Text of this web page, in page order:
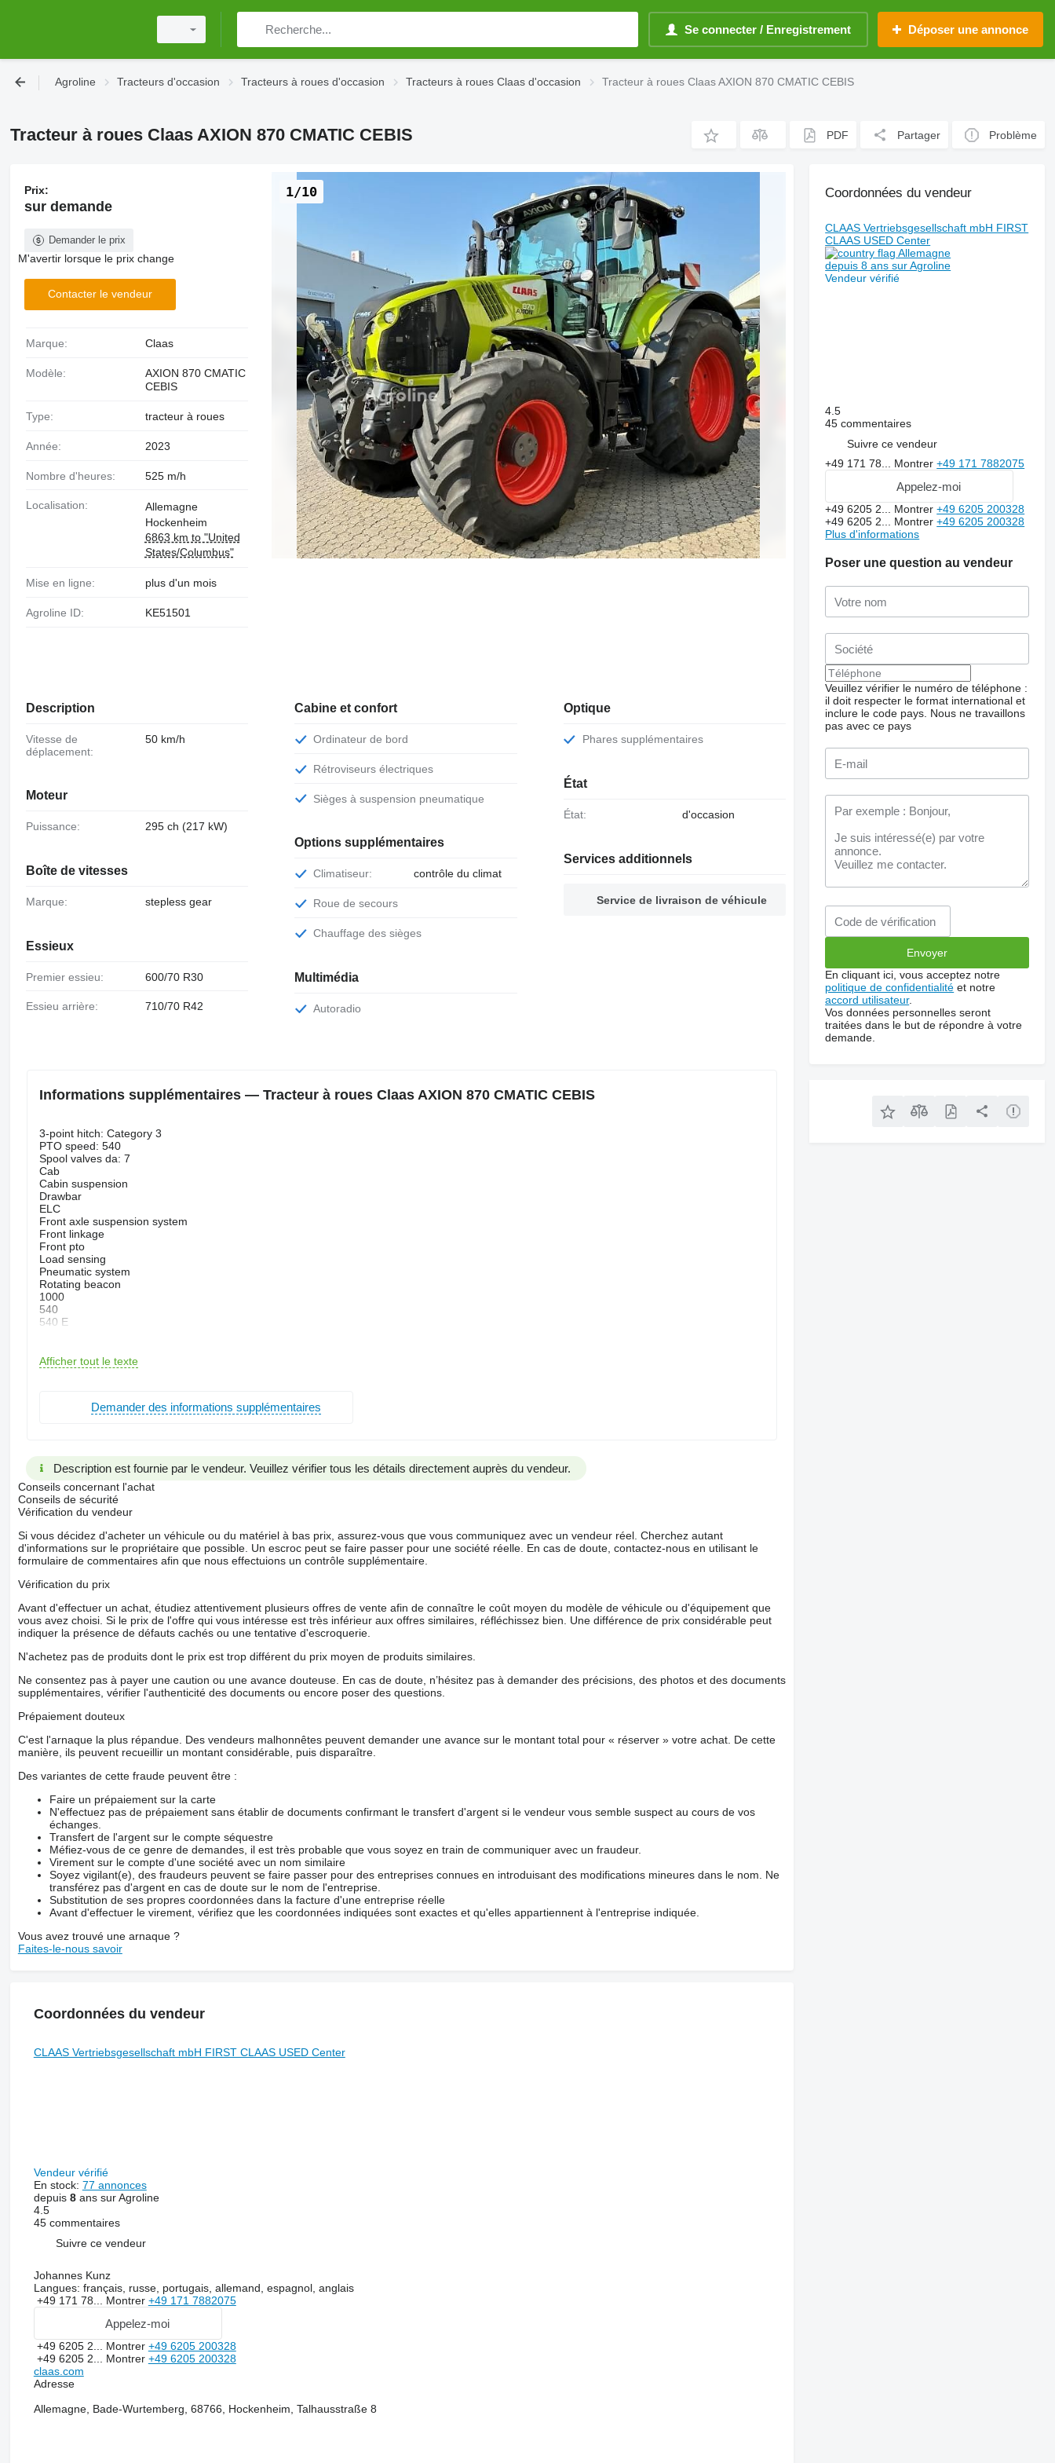
Se connecter / Enregistrement Déposer une annonce
Agroline Tracteurs d'occasion Tracteurs à roues d'occasion Tracteurs à roues Claas d'occasion Tracteur à roues Claas AXION 870 CMATIC CEBIS
Tracteur à roues Claas AXION 870 CMATIC CEBIS PDF Partager Problème
1/10
Prix:
sur demande
Demander le prix
M'avertir lorsque le prix change
Contacter le vendeur
Marque: Claas
Modèle:
AXION 870 CMATIC
CEBIS
Type: tracteur à roues
Année: 2023
Nombre d'heures: 525 m/h
Localisation:
Allemagne
Hockenheim
6863 km to "United
States/Columbus"
Mise en ligne: plus d'un mois
Agroline ID: KE51501
Description
Vitesse de
déplacement:
50 km/h
Moteur
Puissance: 295 ch (217 kW)
Boîte de vitesses
Marque: stepless gear
Essieux
Premier essieu: 600/70 R30
Essieu arrière: 710/70 R42
Cabine et confort
Ordinateur de bord
Rétroviseurs électriques
Sièges à suspension pneumatique
Options supplémentaires
Climatiseur: contrôle du climat
Roue de secours
Chauffage des sièges
Multimédia
Autoradio
Optique
Phares supplémentaires
État
État: d'occasion
Services additionnels
Service de livraison de véhicule
Informations supplémentaires — Tracteur à roues Claas AXION 870 CMATIC CEBIS
3-point hitch: Category 3
PTO speed: 540
Spool valves da: 7
Cab
Cabin suspension
Drawbar
ELC
Front axle suspension system
Front linkage
Front pto
Load sensing
Pneumatic system
Rotating beacon
1000
540
540 E
Kreis)
EHR
Frontkraftheber Hersteller: Herstellereigen
Frontzapfwelle Hersteller: Herstellereigen
Gefederte Vorderachse
Heck
Hubwerk Kat.3
Kabine
Korrektursignal CLAAS: RTK
LED
Fahrscheinwerfer
Load
Sensing Hydraulik
Oberlenker hydraulisch
Spiegel beheizt
Steuergeräte dw: 2
Stufenloses Getriebe
Tagfahrlicht
Teleskophalter Spiegel
Warntafel
Weitwinkelspiegel
Zugpendel K80
Zwangslenkungsvorrichtung
automatische Anhängekupplung
elektr. Kreuzsteuerhebel
elektrische Steuergeräte
lastschaltbare Wendeschaltung
mech. Kabinenfederung
Afficher tout le texte
Demander des informations supplémentaires
Description est fournie par le vendeur. Veuillez vérifier tous les détails directement auprès du vendeur.
Conseils concernant l'achat
Conseils de sécurité
Vérification du vendeur
Si vous décidez d'acheter un véhicule ou du matériel à bas prix, assurez-vous que vous communiquez avec un vendeur réel. Cherchez autant
d'informations sur le propriétaire que possible. Un escroc peut se faire passer pour une société réelle. En cas de doute, contactez-nous en utilisant le
formulaire de commentaires afin que nous effectuions un contrôle supplémentaire.
Vérification du prix
Avant d'effectuer un achat, étudiez attentivement plusieurs offres de vente afin de connaître le coût moyen du modèle de véhicule ou d'équipement que
vous avez choisi. Si le prix de l'offre qui vous intéresse est très inférieur aux offres similaires, réfléchissez bien. Une différence de prix considérable peut
indiquer la présence de défauts cachés ou une tentative d'escroquerie.
N'achetez pas de produits dont le prix est trop différent du prix moyen de produits similaires.
Ne consentez pas à payer une caution ou une avance douteuse. En cas de doute, n’hésitez pas à demander des précisions, des photos et des documents
supplémentaires, vérifier l'authenticité des documents ou encore poser des questions.
Prépaiement douteux
C'est l'arnaque la plus répandue. Des vendeurs malhonnêtes peuvent demander une avance sur le montant total pour « réserver » votre achat. De cette
manière, ils peuvent recueillir un montant considérable, puis disparaître.
Des variantes de cette fraude peuvent être :
Faire un prépaiement sur la carte
N'effectuez pas de prépaiement sans établir de documents confirmant le transfert d'argent si le vendeur vous semble suspect au cours de vos
échanges.
Transfert de l'argent sur le compte séquestre
Méfiez-vous de ce genre de demandes, il est très probable que vous soyez en train de communiquer avec un fraudeur.
Virement sur le compte d'une société avec un nom similaire
Soyez vigilant(e), des fraudeurs peuvent se faire passer pour des entreprises connues en introduisant des modifications mineures dans le nom. Ne
transférez pas d'argent en cas de doute sur le nom de l'entreprise.
Substitution de ses propres coordonnées dans la facture d'une entreprise réelle
Avant d'effectuer le virement, vérifiez que les coordonnées indiquées sont exactes et qu'elles appartiennent à l'entreprise indiquée.
Vous avez trouvé une arnaque ?
Faites-le-nous savoir
Coordonnées du vendeur
CLAAS Vertriebsgesellschaft mbH FIRST CLAAS USED Center
Vendeur vérifié
En stock: 77 annonces
depuis 8ans sur Agroline
4.5
45 commentaires
Suivre ce vendeur
Johannes Kunz
Langues: français, russe, portugais, allemand, espagnol, anglais
+49 171 78... Montrer +49 171 7882075
Appelez-moi
+49 6205 2... Montrer +49 6205 200328
+49 6205 2... Montrer +49 6205 200328
claas.com
Adresse
Allemagne, Bade-Wurtemberg, 68766, Hockenheim, Talhausstraße 8
Coordonnées du vendeur
CLAAS Vertriebsgesellschaft mbH FIRST
CLAAS USED Center
Allemagne
depuis 8 ans sur Agroline
Vendeur vérifié
4.5
45 commentaires
Suivre ce vendeur
+49 171 78... Montrer+49 171 7882075
Appelez-moi
+49 6205 2... Montrer+49 6205 200328
+49 6205 2... Montrer+49 6205 200328
Plus d'informations
Poser une question au vendeur
Veuillez vérifier le numéro de téléphone :
il doit respecter le format international et
inclure le code pays. Nous ne travaillons
pas avec ce pays
En cliquant ici, vous acceptez notre
politique de confidentialité et notre
accord utilisateur.
Vos données personnelles seront
traitées dans le but de répondre à votre
demande.